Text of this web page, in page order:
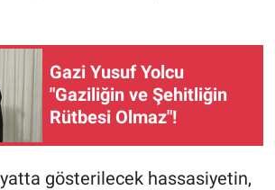
Gazi Yusuf Yolcu
"Gaziliğin ve Şehitliğin
Rütbesi Olmaz"!
gösterilecek hassasiyetin,